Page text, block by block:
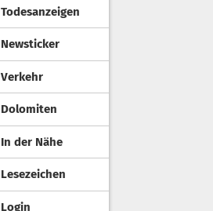
Todesanzeigen
Newsticker
Verkehr
Dolomiten
In der Nähe
Lesezeichen
Login